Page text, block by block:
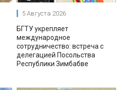
5 Августа 2026
БГТУ укрепляет
международное
сотрудничество: встреча с
делегацией Посольства
Республики Зимбабве